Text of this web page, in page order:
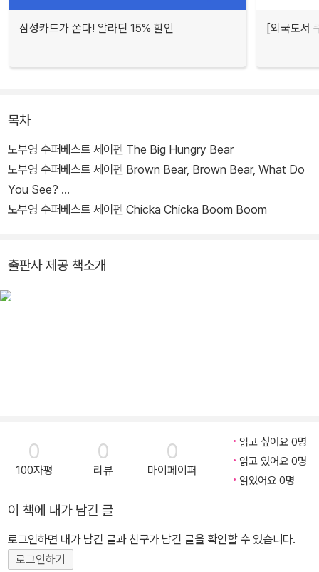
삼성카드가 쏜다! 알라딘 15% 할인 [외국도서
목차
노부영 수퍼베스트 세이펜 The Big Hungry Bear
노부영 수퍼베스트 세이펜 Brown Bear, Brown Bear, What Do
You See?
노부영 수퍼베스트 세이펜 Chicka Chicka Boom Boom
출판사 제공 책소개
0
100자평
0
리뷰
0
마이페이퍼
읽고 싶어요 0명
읽고 있어요 0명
읽었어요 0명
이 책에 내가 남긴 글
로그인하면 내가 남긴 글과 친구가 남긴 글을 확인할 수 있습니다.
로그인하기